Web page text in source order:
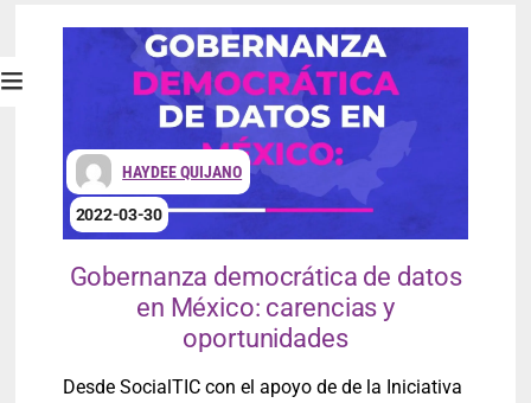
HAYDEE QUIJANO
2022-03-30
Gobernanza democrática de datos
en México: carencias y
oportunidades
Desde SocialTIC con el apoyo de de la Iniciativa